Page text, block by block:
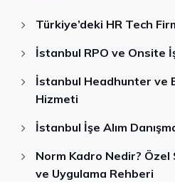
Türkiye’deki HR Tech
İstanbul RPO ve Onsite
İstanbul Headhunter ve
Hizmeti
İstanbul İşe Alım
Norm Kadro Nedir?
ve Uygulama Rehberi